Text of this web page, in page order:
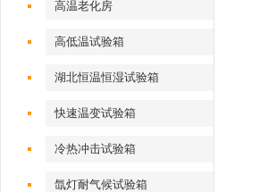
高温老化房
高低温试验箱
湖北恒温恒湿试验箱
快速温变试验箱
冷热冲击试验箱
氙灯耐气候试验箱